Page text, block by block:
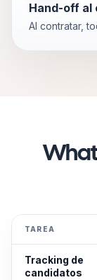
Hand-off al
Al contratar,
TAREA
Tracking de
candidatos